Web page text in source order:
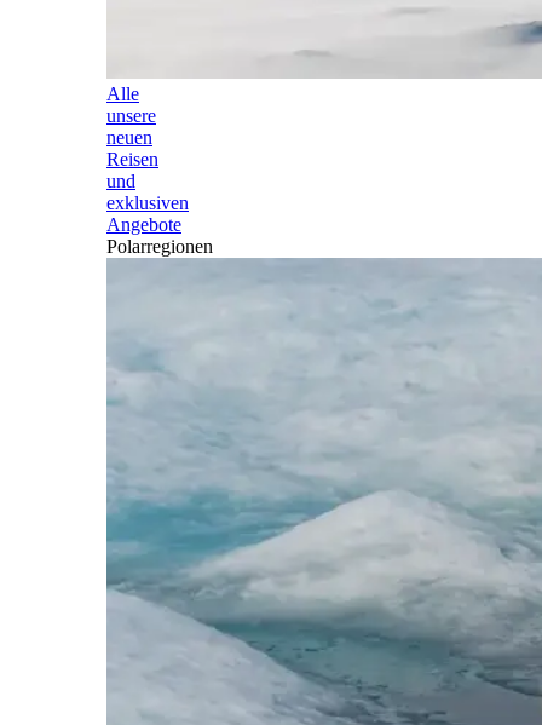
Alle
unsere
neuen
Reisen
und
exklusiven
Angebote
Polarregionen